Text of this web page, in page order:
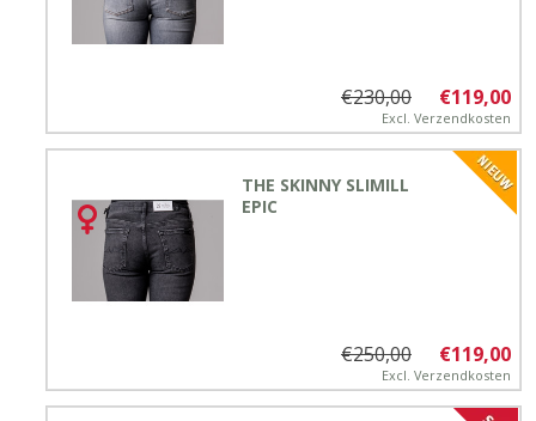
€119,00
€230,00
Excl. Verzendkosten
THE SKINNY SLIMILL
EPIC
€119,00
€250,00
Excl. Verzendkosten